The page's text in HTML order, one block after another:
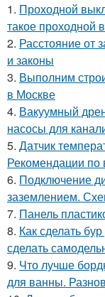
1. Проходной
такое проходной
2. Расстояние от
и законы
3. Выполним
в Москве
4. Вакуумный
насосы для
5. Датчик
Рекомендации по
6. Подключение
заземлением.
7. Панель
8. Как сделать
сделать
9. Что лучше
для ванны.